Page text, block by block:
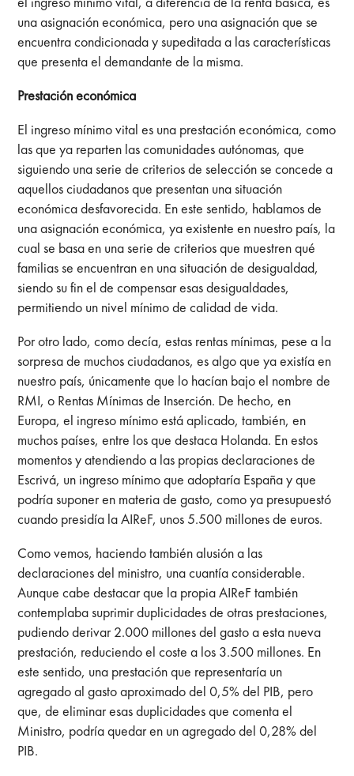
una asignación económica, pero una asignación que se
encuentra condicionada y supeditada a las características
que presenta el demandante de la misma.
Prestación económica
El ingreso mínimo vital es una prestación económica, como
las que ya reparten las comunidades autónomas, que
siguiendo una serie de criterios de selección se concede a
aquellos ciudadanos que presentan una situación
económica desfavorecida. En este sentido, hablamos de
una asignación económica, ya existente en nuestro país, la
cual se basa en una serie de criterios que muestren qué
familias se encuentran en una situación de desigualdad,
siendo su fin el de compensar esas desigualdades,
permitiendo un nivel mínimo de calidad de vida.
Por otro lado, como decía, estas rentas mínimas, pese a la
sorpresa de muchos ciudadanos, es algo que ya existía en
nuestro país, únicamente que lo hacían bajo el nombre de
RMI, o Rentas Mínimas de Inserción. De hecho, en
Europa, el ingreso mínimo está aplicado, también, en
muchos países, entre los que destaca Holanda. En estos
momentos y atendiendo a las propias declaraciones de
Escrivá, un ingreso mínimo que adoptaría España y que
podría suponer en materia de gasto, como ya presupuestó
cuando presidía la AIReF, unos 5.500 millones de euros.
Como vemos, haciendo también alusión a las
declaraciones del ministro, una cuantía considerable.
Aunque cabe destacar que la propia AIReF también
contemplaba suprimir duplicidades de otras prestaciones,
pudiendo derivar 2.000 millones del gasto a esta nueva
prestación, reduciendo el coste a los 3.500 millones. En
este sentido, una prestación que representaría un
agregado al gasto aproximado del 0,5% del PIB, pero
que, de eliminar esas duplicidades que comenta el
Ministro, podría quedar en un agregado del 0,28% del
PIB.